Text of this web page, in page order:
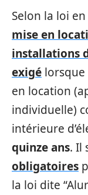
Selon la loi
mise en
installations
exigé lorsque
en location
individuelle)
intérieure
quinze ans. Il
obligatoires
la loi dite